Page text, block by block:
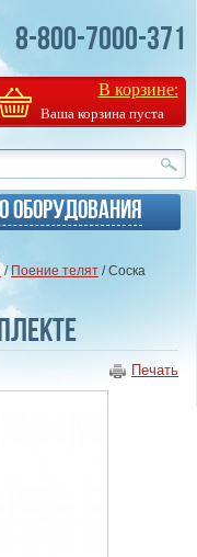
8-800-7000-371
В корзине:
Ваша корзина пуста
оборудования
/Поение телят / Соска
Печать